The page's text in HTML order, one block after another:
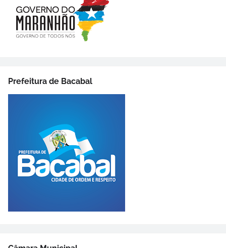
Prefeitura de Bacabal